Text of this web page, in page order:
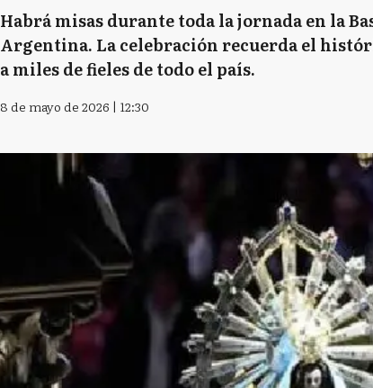
Habrá misas durante toda la jornada en la
Argentina. La celebración recuerda el
a miles de fieles de todo el país.
8 de mayo de 2026 | 12:30